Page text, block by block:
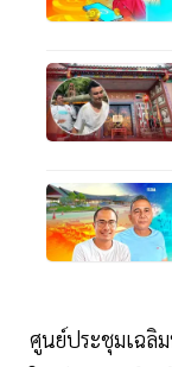
ศูนย์ประชุมเฉลิ